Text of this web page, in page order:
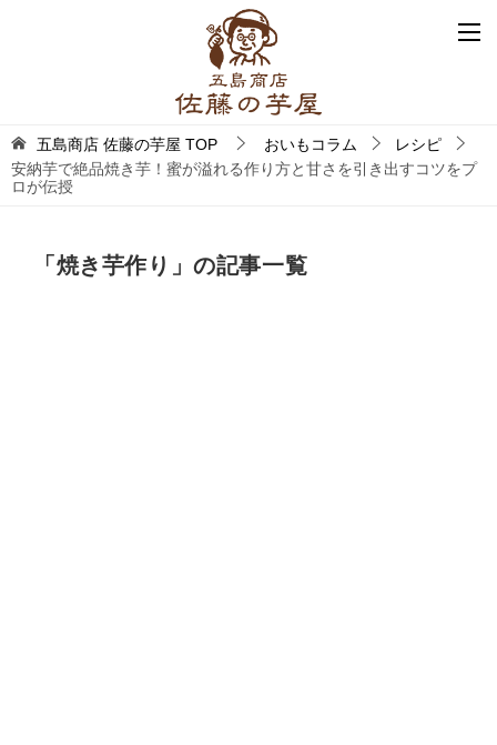
五島商店 佐藤の芋屋 TOP おいもコラム
レシピ
安納芋で絶品焼き芋！蜜が溢れる作り方と甘さを引き出すコツをプ
ロが伝授
「焼き芋作り」の記事一覧